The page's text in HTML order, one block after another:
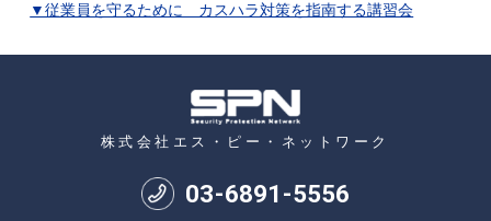
▼従業員を守るために カスハラ対策を指南する講習会
株式会社エス・ピー・ネットワーク
03-6891-5556